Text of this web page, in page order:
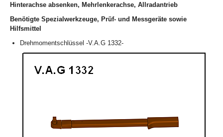
Hinterachse absenken, Mehrlenkerachse, Allradantrieb
Benötigte Spezialwerkzeuge, Prüf- und Messgeräte sowie
Hilfsmittel
Drehmomentschlüssel -V.A.G 1332-